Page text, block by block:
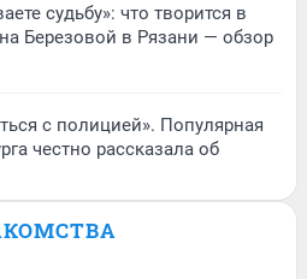
судьбу»: что творится в
Березовой в Рязани — обзор
с полицией». Популярная
честно рассказала об